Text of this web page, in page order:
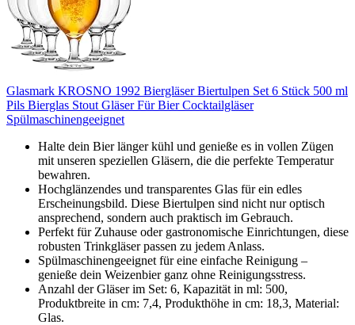
Glasmark KROSNO 1992 Biergläser Biertulpen Set 6 Stück 500 ml
Pils Bierglas Stout Gläser Für Bier Cocktailgläser
Spülmaschinengeeignet
Halte dein Bier länger kühl und genieße es in vollen Zügen
mit unseren speziellen Gläsern, die die perfekte Temperatur
bewahren.
Hochglänzendes und transparentes Glas für ein edles
Erscheinungsbild. Diese Biertulpen sind nicht nur optisch
ansprechend, sondern auch praktisch im Gebrauch.
Perfekt für Zuhause oder gastronomische Einrichtungen, diese
robusten Trinkgläser passen zu jedem Anlass.
Spülmaschinengeeignet für eine einfache Reinigung –
genieße dein Weizenbier ganz ohne Reinigungsstress.
Anzahl der Gläser im Set: 6, Kapazität in ml: 500,
Produktbreite in cm: 7,4, Produkthöhe in cm: 18,3, Material:
Glas.